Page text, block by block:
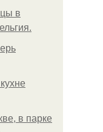
в
в парке